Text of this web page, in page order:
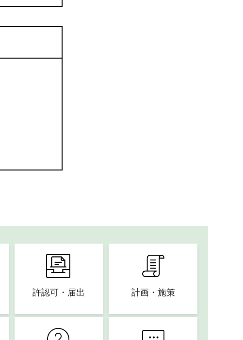
許認可・届出 計画・施策